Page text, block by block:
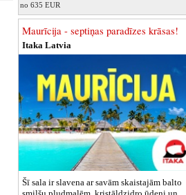
no 635 EUR
Maurīcija - septiņas paradīzes krāsas!
Itaka Latvia
Šī sala ir slavena ar savām skaistajām balto